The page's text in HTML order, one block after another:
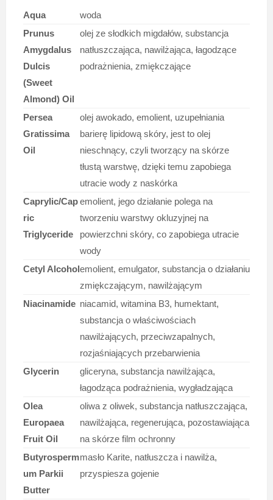
Aqua
woda
Prunus
Amygdalus
Dulcis
(Sweet
Almond) Oil
olej ze słodkich migdałów, substancja
natłuszczająca, nawilżająca, łagodzące
podrażnienia, zmiękczające
Persea
Gratissima
Oil
olej awokado, emolient, uzupełniania
barierę lipidową skóry, jest to olej
nieschnący, czyli tworzący na skórze
tłustą warstwę, dzięki temu zapobiega
utracie wody z naskórka
Caprylic/Cap
ric
Triglyceride
emolient, jego działanie polega na
tworzeniu warstwy okluzyjnej na
powierzchni skóry, co zapobiega utracie
wody
Cetyl Alcoholemolient, emulgator, substancja o działaniu
zmiękczającym, nawilżającym
Niacinamide niacamid, witamina B3, humektant,
substancja o właściwościach
nawilżających, przeciwzapalnych,
rozjaśniających przebarwienia
Glycerin
gliceryna, substancja nawilżająca,
łagodząca podrażnienia, wygładzająca
Olea
Europaea
Fruit Oil
oliwa z oliwek, substancja natłuszczająca,
nawilżająca, regenerująca, pozostawiająca
na skórze film ochronny
Butyrosperm
um Parkii
Butter
masło Karite, natłuszcza i nawilża,
przyspiesza gojenie